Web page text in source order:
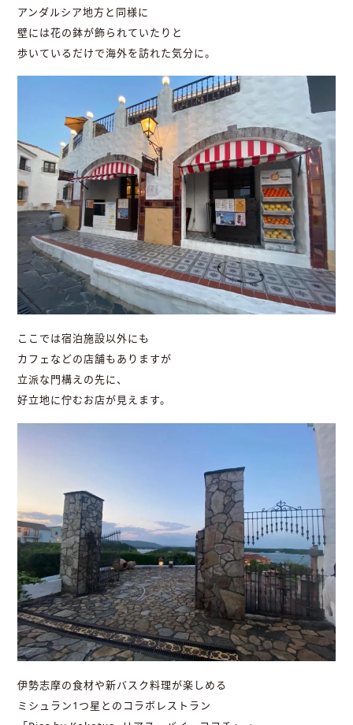
アンダルシア地方と同様に
壁には花の鉢が飾られていたりと
歩いているだけで海外を訪れた気分に。
ここでは宿泊施設以外にも
カフェなどの店舗もありますが
立派な門構えの先に、
好立地に佇むお店が見えます。
伊勢志摩の食材や新バスク料理が楽しめる
ミシュラン1つ星とのコラボレストラン